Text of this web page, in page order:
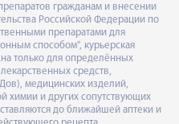
гражданам и внесении
Российской Федерации по
препаратами для
способом", курьерская
только для определённых
средств,
медицинских изделий,
химии и других сопутствующих
до ближайшей аптеки и